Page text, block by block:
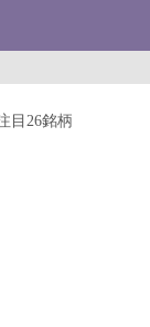
目26銘柄